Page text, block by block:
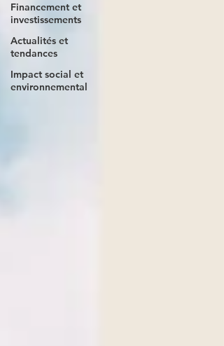
Financement et
investissements
Actualités et
tendances
Impact social et
environnemental